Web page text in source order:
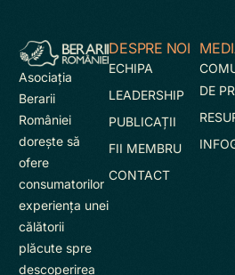
Asociaţia
Berarii
României
doreşte să
ofere
consumatorilor
experienţa unei
călătorii
plăcute spre
descoperirea
DESPRE NOI
ECHIPA
LEADERSHIP
PUBLICAȚII
FII MEMBRU
CONTACT
DE